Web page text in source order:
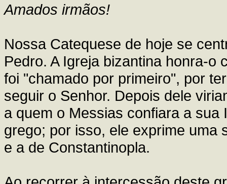
Amados irmãos!
Nossa Catequese de hoje se
Pedro. A Igreja bizantina honra-o
foi "chamado por primeiro", por
seguir o Senhor. Depois dele
a quem o Messias confiara a sua
grego; por isso, ele exprime uma
e a de Constantinopla.